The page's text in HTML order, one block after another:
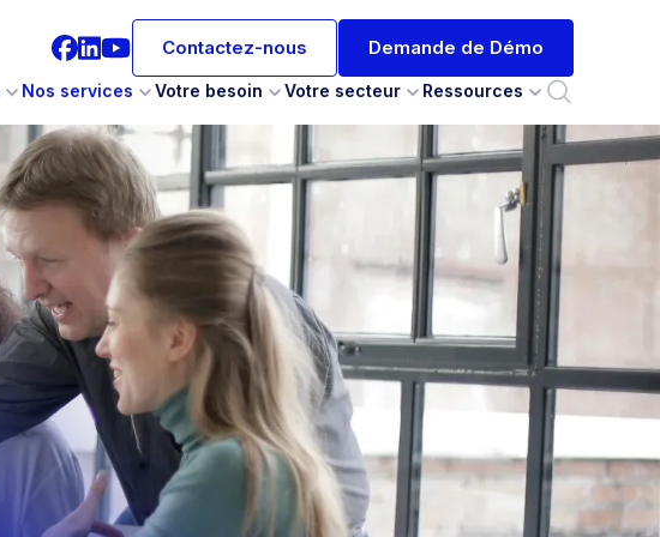
Contactez-nous Demande de Démo
Nos services Votre besoin Votre secteur Ressources